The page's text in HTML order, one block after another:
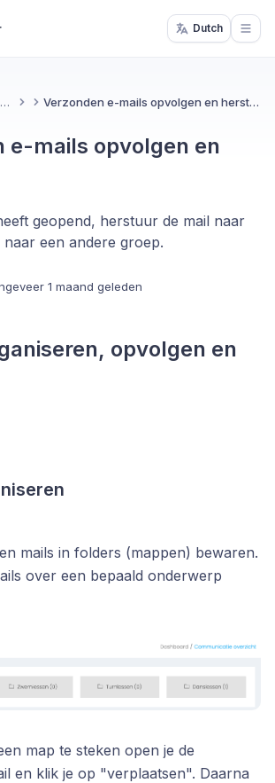
Dutch
Ledenbeheer Verzonden e-mails opvolgen en hersturen
e-mails opvolgen en
geopend, herstuur de mail naar
een andere groep.
1 maand geleden
opvolgen en
mails in folders (mappen) bewaren.
over een bepaald onderwerp
map te steken open je de
en klik je op "verplaatsen". Daarna